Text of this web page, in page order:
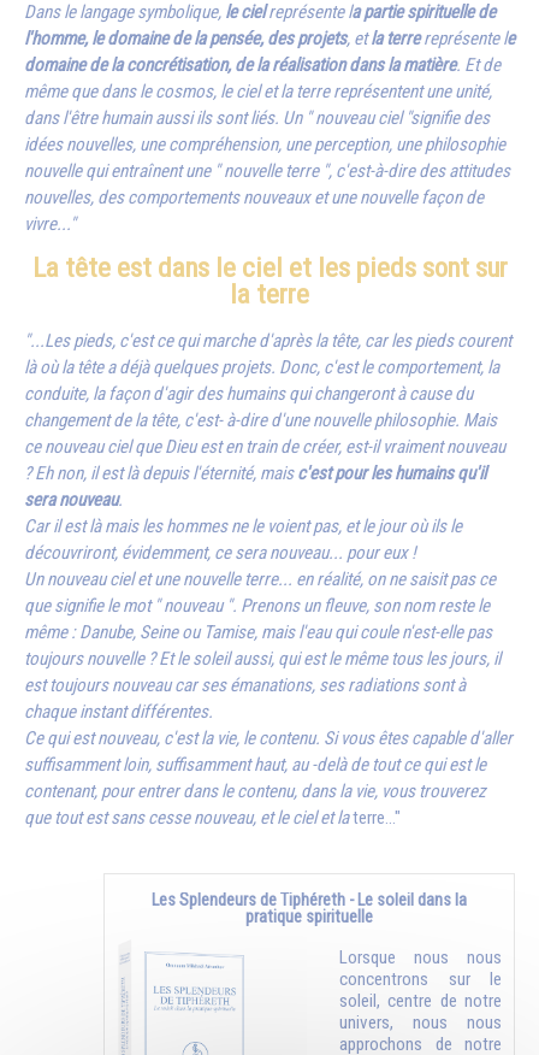
Dans le langage symbolique, le cielreprésente la partie spirituelle de
l'homme, le domaine de la pensée, des projets, etla terrereprésente le
domaine de la concrétisation, de la réalisation dans la matière. Et de
même que dans le cosmos, le ciel et la terre représentent une unité,
dans l'être humain aussi ils sont liés. Un " nouveau ciel "signifie des
idées nouvelles, une compréhension, une perception, une philosophie
nouvelle qui entraînent une " nouvelle terre ", c'est-à-dire des attitudes
nouvelles, des comportements nouveaux et une nouvelle façon de
vivre..."
La tête est dans le ciel et les pieds sont sur
la terre
"...Les pieds, c'est ce qui marche d'après la tête, car les pieds courent
là où la tête a déjà quelques projets. Donc, c'est le comportement, la
conduite, la façon d'agir des humains qui changeront à cause du
changement de la tête, c'est- à-dire d'une nouvelle philosophie. Mais
ce nouveau ciel que Dieu est en train de créer, est-il vraiment nouveau
? Eh non, il est là depuis l'éternité, maisc'est pour les humains qu'il
sera nouveau.
Car il est là mais les hommes ne le voient pas, et le jour où ils le
découvriront, évidemment, ce sera nouveau... pour eux !
Un nouveau ciel et une nouvelle terre... en réalité, on ne saisit pas ce
que signifie le mot " nouveau ". Prenons un fleuve, son nom reste le
même : Danube, Seine ou Tamise, mais l'eau qui coule n'est-elle pas
toujours nouvelle ? Et le soleil aussi, qui est le même tous les jours, il
est toujours nouveau car ses émanations, ses radiations sont à
chaque instant différentes.
Ce qui est nouveau, c'est la vie, le contenu. Si vous êtes capable d'aller
suffisamment loin, suffisamment haut, au -delà de tout ce qui est le
contenant, pour entrer dans le contenu, dans la vie, vous trouverez
que tout est sans cesse nouveau, et le ciel et laterre..."
Les Splendeurs de Tiphéreth - Le soleil dans la
pratique spirituelle
Lorsque nous nous
concentrons sur le
soleil, centre de notre
univers, nous nous
approchons de notre